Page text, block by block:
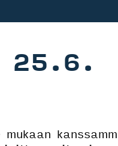
25.6.
mukaan